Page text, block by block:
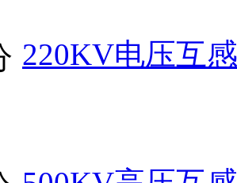
220KV电压互